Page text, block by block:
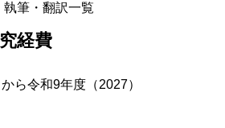
執筆・翻訳一覧
経費
ら令和9年度（2027）